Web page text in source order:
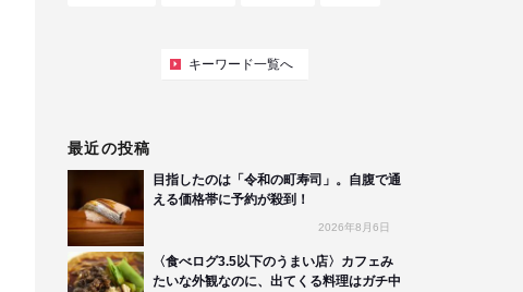
キーワード一覧へ
最近の投稿
目指したのは「令和の町寿司」。自腹で通
える価格帯に予約が殺到！
2026年8月6日
〈食べログ3.5以下のうまい店〉カフェみ
たいな外観なのに、出てくる料理はガチ中